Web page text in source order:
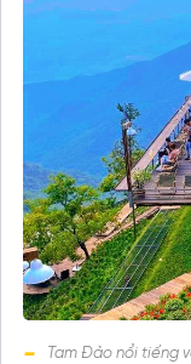
Tam Đảo nổi tiếng